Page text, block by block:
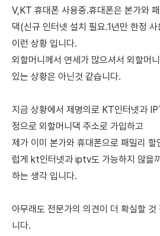
V,KT 휴대폰 사용중.휴대폰은 본가와
댁(신규 인터넷 설치 필요.1년만 한정 사
이런 상황 입니다.
외할머니께서 연세가 많으셔서 외할머
있는 상황은 아닌것 같습니다.
지금 상황에서 제명의로 KT인터넷과
정으로 외할머니댁 주소로 가입하고
제가 이미 본가와 휴대폰으로 패밀리 할
럽게 kt인터넷과 iptv도 가능하지 않을
하는 생각 입니다.
아무래도 전문가의 의견이 더 확실할 것
니다.